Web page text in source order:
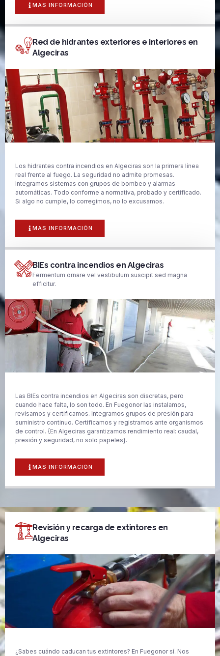
MAS INFORMACIÓN
Red de hidrantes exteriores e interiores en
Algeciras
Los hidrantes contra incendios en Algeciras son la primera línea
real frente al fuego. La seguridad no admite promesas.
Integramos sistemas con grupos de bombeo y alarmas
automáticas. Todo conforme a normativa, probado y certificado.
Si algo no cumple, lo corregimos, no lo excusamos.
MAS INFORMACIÓN
BIEs contra incendios en Algeciras
Fermentum ornare vel vestibulum suscipit sed magna
efficitur.
Las BIEs contra incendios en Algeciras son discretas, pero
cuando hace falta, lo son todo. En Fuegonor las instalamos,
revisamos y certificamos. Integramos grupos de presión para
suministro continuo. Certificamos y registramos ante organismos
de control. {En Algeciras garantizamos rendimiento real: caudal,
presión y seguridad, no solo papeles}.
MAS INFORMACIÓN
Revisión y recarga de extintores en
Algeciras
¿Sabes cuándo caducan tus extintores? En Fuegonor sí. Nos